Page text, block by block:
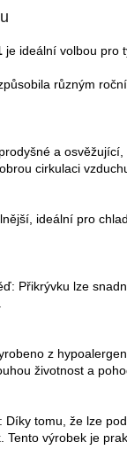
je ideální volbou pro
různým
a
cirkulaci
ideální pro
Přikrývku lze
z
životnost a
Díky tomu, že lze
Tento výrobek je